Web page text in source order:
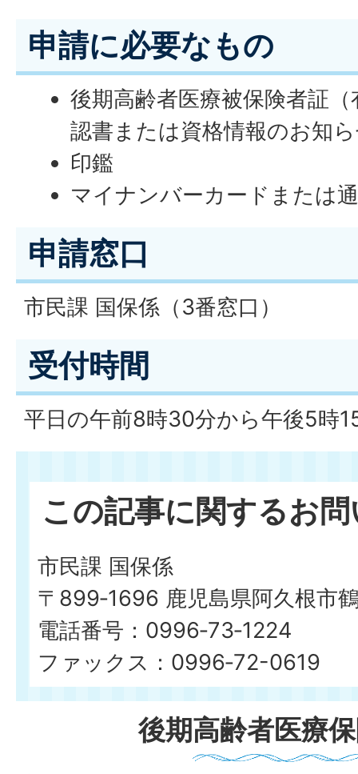
申請に必要なもの
後期高齢者医療被保険者証
認書または資格情報のお知
印鑑
マイナンバーカードまたは
申請窓口
市民課 国保係（3番窓口）
受付時間
平日の午前8時30分から午後5時
この記事に関するお
市民課 国保係
〒899‐1696 鹿児島県阿久根市
電話番号：0996‐73‐1224
ファックス：0996‐72-0619
後期高齢者医療